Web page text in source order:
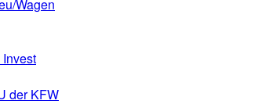
Wagen
der KFW